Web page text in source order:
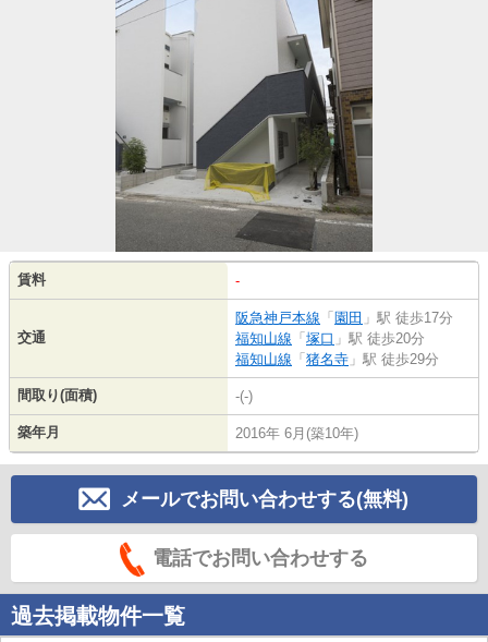
賃料 -
交通
阪急神戸本線 「 園田 」駅 徒歩17分
福知山線 「 塚口 」駅 徒歩20分
福知山線 「 猪名寺 」駅 徒歩29分
間取り(面積) -(-)
築年月 2016年 6月(築10年)
メールでお問い合わせする(無料)
電話でお問い合わせする
過去掲載物件一覧